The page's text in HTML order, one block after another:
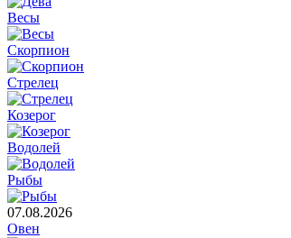
Весы
Скорпион
Стрелец
Козерог
Водолей
Рыбы
07.08.2026
Овен